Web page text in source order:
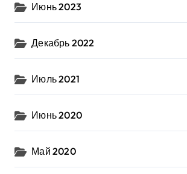
Июнь 2023
Декабрь 2022
Июль 2021
Июнь 2020
Май 2020